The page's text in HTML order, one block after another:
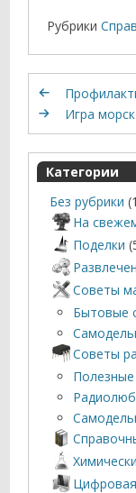
Рубрики
Игра
Категории
Без рубрики
На
Поделки
Советы
Бытовые
Советы
Полезные